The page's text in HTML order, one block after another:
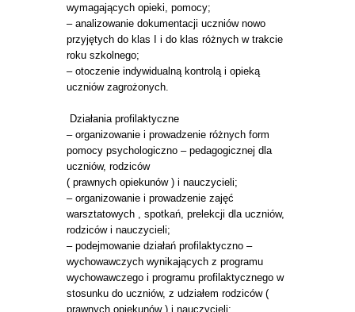
wymagających opieki, pomocy;
– analizowanie dokumentacji uczniów nowo
przyjętych do klas I i do klas różnych w trakcie
roku szkolnego;
– otoczenie indywidualną kontrolą i opieką
uczniów zagrożonych.
Działania profilaktyczne
– organizowanie i prowadzenie różnych form
pomocy psychologiczno – pedagogicznej dla
uczniów, rodziców
( prawnych opiekunów ) i nauczycieli;
– organizowanie i prowadzenie zajęć
warsztatowych , spotkań, prelekcji dla uczniów,
rodziców i nauczycieli;
– podejmowanie działań profilaktyczno –
wychowawczych wynikających z programu
wychowawczego i programu profilaktycznego w
stosunku do uczniów, z udziałem rodziców (
prawnych opiekunów ) i nauczycieli;